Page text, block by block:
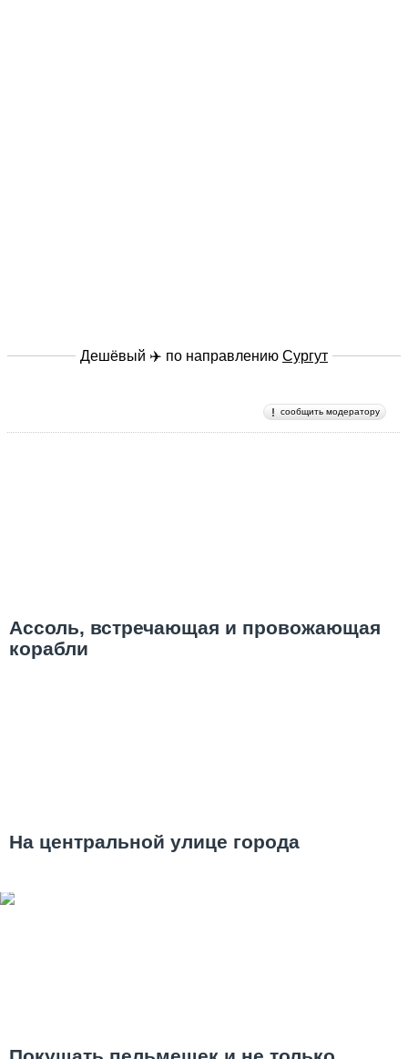
Дешёвый ✈️ по направлению Сургут
сообщить модератору
Ассоль, встречающая и провожающая
корабли
На центральной улице города